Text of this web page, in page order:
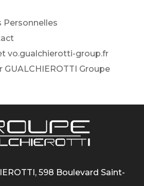
Personnelles
vo.gualchierotti-group.fr
Groupe
598 Boulevard Saint-